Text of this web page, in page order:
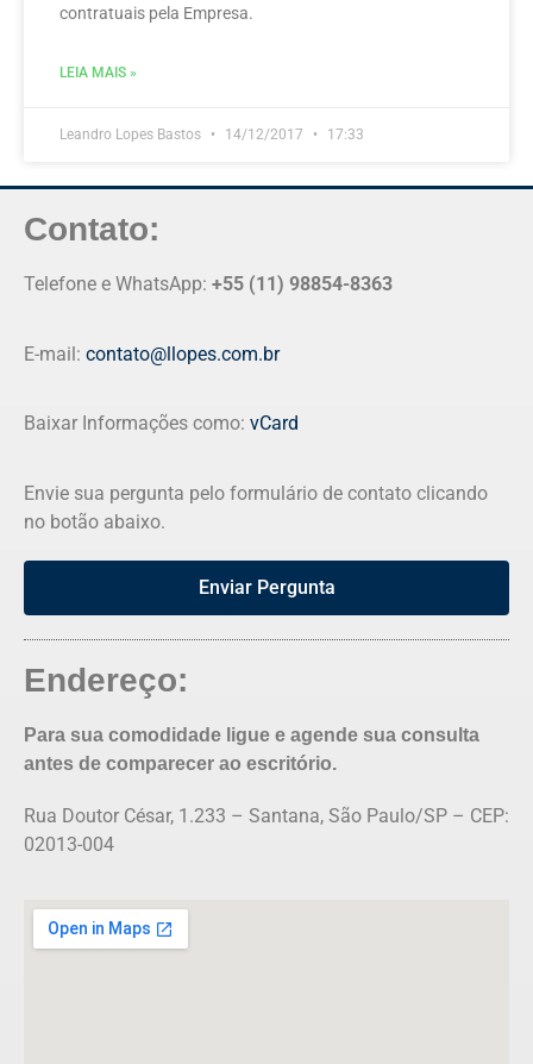
contratuais pela Empresa.
LEIA MAIS »
Leandro Lopes Bastos 14/12/2017 17:33
Contato:
Telefone e WhatsApp: +55 (11) 98854-8363
E-mail: contato@llopes.com.br
Baixar Informações como: vCard
Envie sua pergunta pelo formulário de contato clicando
no botão abaixo.
Enviar Pergunta
Endereço:
Para sua comodidade ligue e agende sua consulta
antes de comparecer ao escritório.
Rua Doutor César, 1.233 – Santana, São Paulo/SP – CEP:
02013-004